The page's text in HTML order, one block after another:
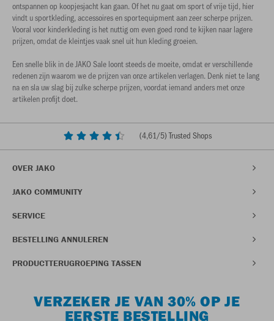
ontspannen op koopjesjacht kan gaan. Of het nu gaat om sport of vrije tijd, hier
vindt u sportkleding, accessoires en sportequipment aan zeer scherpe prijzen.
Vooral voor kinderkleding is het nuttig om even goed rond te kijken naar lagere
prijzen, omdat de kleintjes vaak snel uit hun kleding groeien.
Een snelle blik in de JAKO Sale loont steeds de moeite, omdat er verschillende
redenen zijn waarom we de prijzen van onze artikelen verlagen. Denk niet te lang
na en sla uw slag bij zulke scherpe prijzen, voordat iemand anders met onze
artikelen profijt doet.
(4,61/5) Trusted Shops
OVER JAKO
JAKO COMMUNITY
SERVICE
BESTELLING ANNULEREN
PRODUCTTERUGROEPING TASSEN
VERZEKER JE VAN 30% OP JE
EERSTE BESTELLING